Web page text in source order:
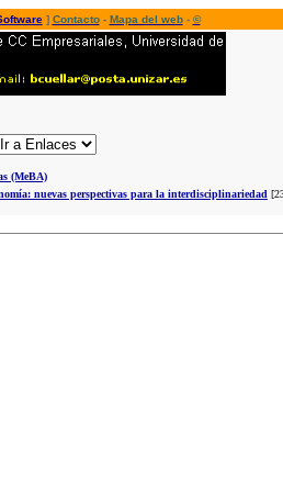
] Contacto - Mapa del web - ©
(MeBA)
nuevas perspectivas para la interdisciplinariedad